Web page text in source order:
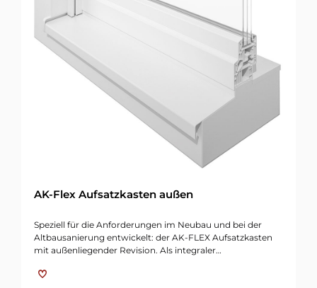
AK-Flex Aufsatzkasten außen
Speziell für die Anforderungen im Neubau und bei der
Altbausanierung entwickelt: der AK-FLEX Aufsatzkasten
mit außenliegender Revision. Als integraler…